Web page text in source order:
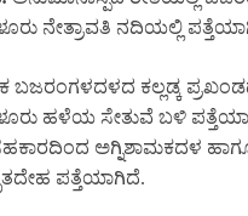
ನೇತ್ರಾವತಿ ನದಿಯಲ್ಲಿ
ಬಜರಂಗಳದಳದ ಕಲ್ಲಡ್ಕ
ಹಳೆಯ ಸೇತುವೆ ಬಳಿ
ಅಗ್ನಿಶಾಮಕದಳ
ಪತ್ತೆಯಾಗಿದೆ.